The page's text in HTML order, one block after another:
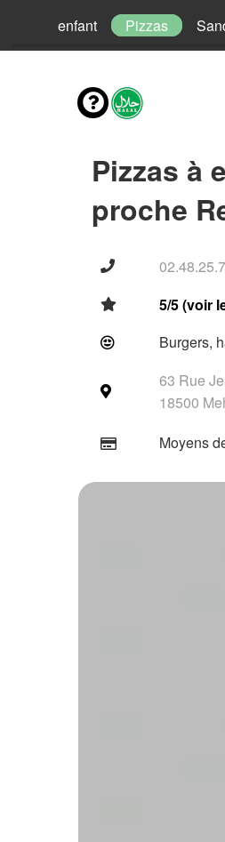
Menus enfant Pizzas
Pizzas à
proche
5/5 (voir
Burgers,
63 Rue
18500
Moyens